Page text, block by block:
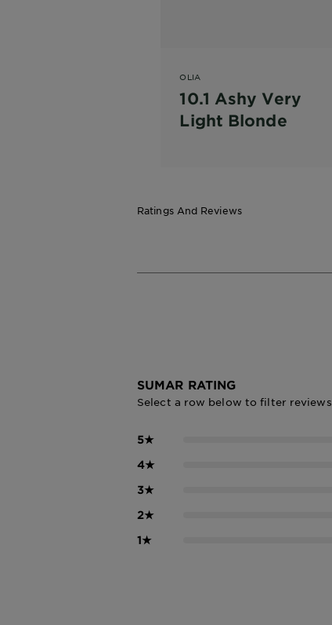
OLIA
10.1 Ashy Very
Light Blonde
Ratings And Reviews
SUMAR RATING
Select a row below to filter reviews
5★
4★
3★
2★
1★